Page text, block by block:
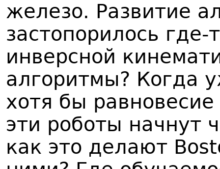
железо. Развитие
застопорилось
инверсной
алгоритмы? Когда
хотя бы
эти роботы начнут
как это делают